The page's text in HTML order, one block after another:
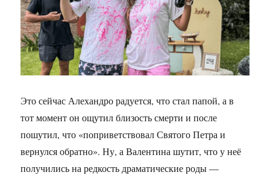
Это сейчас Алехандро радуется, что стал папой, а в
тот момент он ощутил близость смерти и после
пошутил, что «поприветствовал Святого Петра и
вернулся обратно». Ну, а Валентина шутит, что у неё
получились на редкость драматические роды —